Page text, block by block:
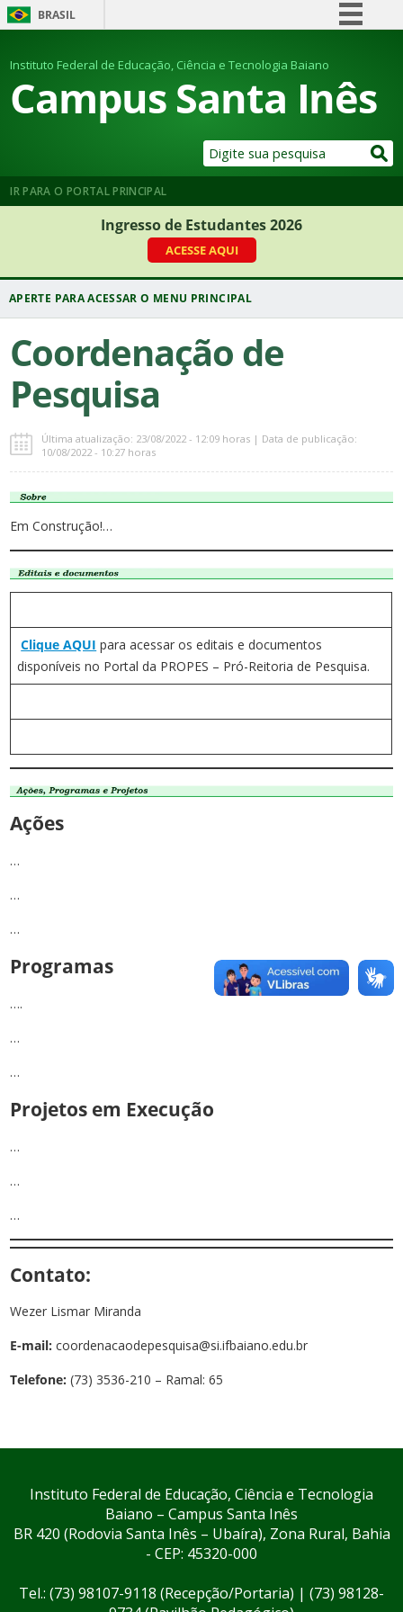
BRASIL
Comunica BR
Participe
Legislação
Instituto Federal de Educação, Ciência e Tecnologia Baiano
Campus Santa Inês
IR PARA O PORTAL PRINCIPAL
Ingresso de Estudantes 2026
ACESSE AQUI
Coordenação de
Pesquisa
Última atualização: 23/08/2022 - 12:09 horas | Data de publicação:
10/08/2022 - 10:27 horas
Em Construção!…
Clique AQUI para acessar os editais e documentos
disponíveis no Portal da PROPES – Pró-Reitoria de Pesquisa.
Ações
…
…
…
Programas
….
…
…
Projetos em Execução
…
…
…
Contato:
Wezer Lismar Miranda
E-mail: coordenacaodepesquisa@si.ifbaiano.edu.br
Telefone: (73) 3536-210 – Ramal: 65
Instituto Federal de Educação, Ciência e Tecnologia
Baiano – Campus Santa Inês
BR 420 (Rodovia Santa Inês – Ubaíra), Zona Rural, Bahia
- CEP: 45320-000
Tel.: (73) 98107-9118 (Recepção/Portaria) | (73) 98128-